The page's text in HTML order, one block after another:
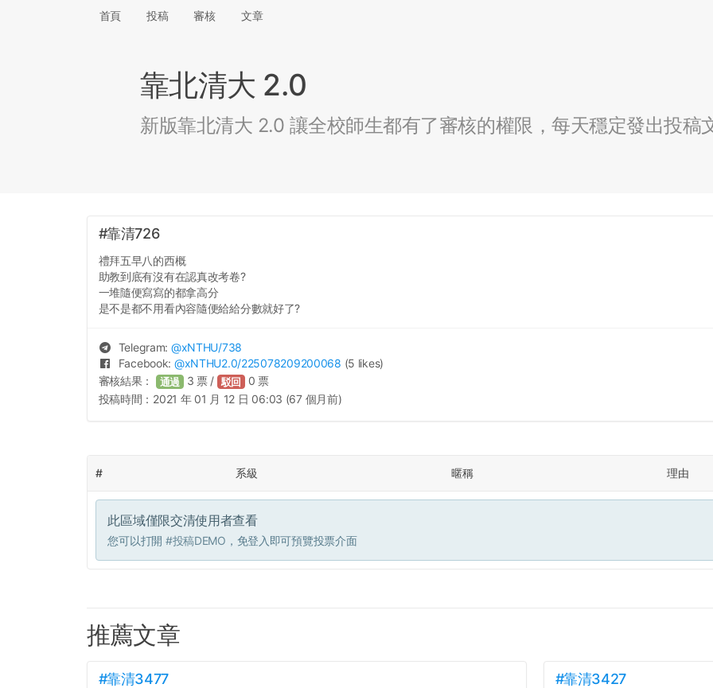
首頁 投稿 審核 文章
靠北清大 2.0
新版靠北清大 2.0 讓全校師生都有了審核的權限，每天穩定發出投稿
#靠清726
禮拜五早八的西概
助教到底有沒有在認真改考卷?
一堆隨便寫寫的都拿高分
是不是都不用看內容隨便給給分數就好了?
Telegram: @xNTHU/738
Facebook: @xNTHU2.0/225078209200068 (5 likes)
審核結果： 通過 3 票 / 駁回 0 票
投稿時間： 2021 年 01 月 12 日 06:03 (67 個月前)
# 系級 暱稱 理由
此區域僅限交清使用者查看
您可以打開 #投稿DEMO ，免登入即可預覽投票介面
推薦文章
#靠清3477 #靠清3427